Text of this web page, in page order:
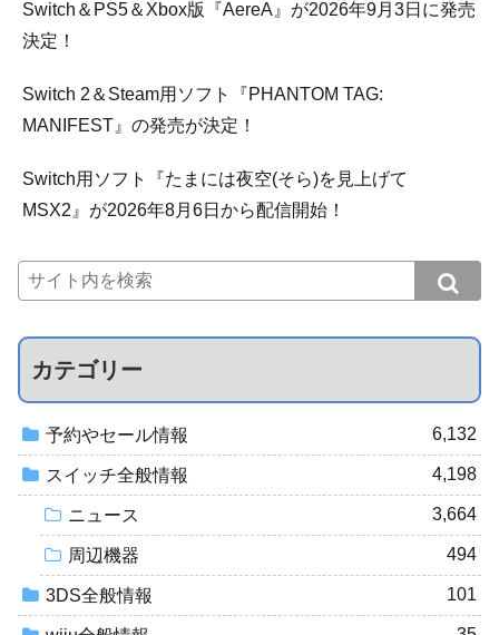
Switch＆PS5＆Xbox版『AereA』が2026年9月3日に発売
決定！
Switch 2＆Steam用ソフト『PHANTOM TAG:
MANIFEST』の発売が決定！
Switch用ソフト『たまには夜空(そら)を見上げて
MSX2』が2026年8月6日から配信開始！
カテゴリー
予約やセール情報 6,132
スイッチ全般情報 4,198
ニュース 3,664
周辺機器 494
3DS全般情報 101